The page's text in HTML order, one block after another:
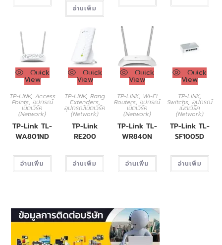
อ่านเพิ่ม
Quick
View
TP-LINK, Access
Points,อุปกรณ์
เน็ตเวิร์ค
(Network)
TP-Link TL-
WA801ND
อ่านเพิ่ม
Quick
View
TP-LINK,Rang
Extenders,
อุปกรณ์เน็ตเวิร์ค
(Network)
TP-Link
RE200
อ่านเพิ่ม
Quick
View
TP-LINK, Wi-Fi
Routers,อุปกรณ์
เน็ตเวิร์ค
(Network)
TP-Link TL-
WR840N
อ่านเพิ่ม
Quick
View
TP-LINK,
Switchs, อุปกรณ์
เน็ตเวิร์ค
(Network)
TP-Link TL-
SF1005D
อ่านเพิ่ม